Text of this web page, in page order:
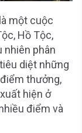
một cuộc
Hồ Tộc,
nhiên phân
diệt những
thưởng,
hiện ở
điểm và